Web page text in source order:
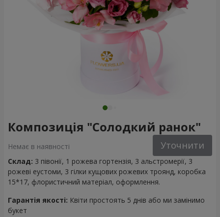
Композиція "Солодкий ранок"
Немає в наявності Уточнити
Склад: 3 півонії, 1 рожева гортензія, 3 альстромерії, 3
рожеві еустоми, 3 гілки кущових рожевих троянд, коробка
15*17, флористичний матеріал, оформлення.
Гарантія якості: Квіти простоять 5 днів або ми замінимо
букет